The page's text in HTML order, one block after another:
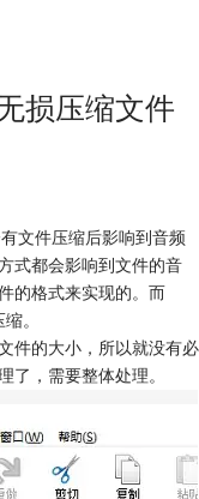
损压缩文件
文件压缩后影响到音频
式都会影响到文件的音
的格式来实现的。而
。
件的大小，所以就没有必
了，需要整体处理。